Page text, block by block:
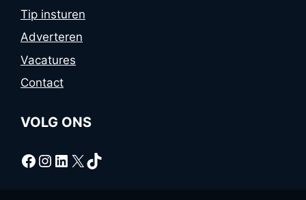
Tip insturen
Adverteren
Vacatures
Contact
VOLG ONS
Facebook
Instagram
LinkedIn
X TikTok